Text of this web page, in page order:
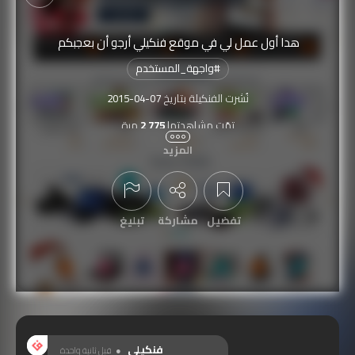
هدا أول عمل لي في موقع فنكيلي أرجو أن بعجبكم
#واجهة_المستخدم
نُشرت الفنكيلة بتاريخ2015-04-07
تمّت مشاهدتها2,775مرة
المزيد
تفضيل مشاركة تبليغ
فنكيلي قبل ثانية واحدة